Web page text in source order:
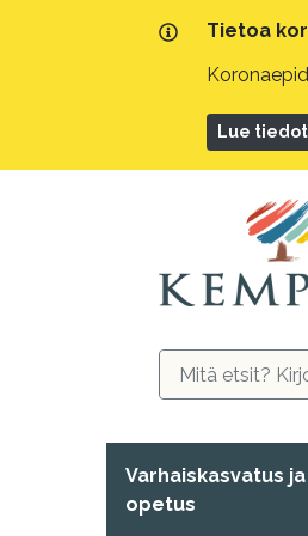
Tietoa
Lue
Varhaiskasvatus ja
opetus